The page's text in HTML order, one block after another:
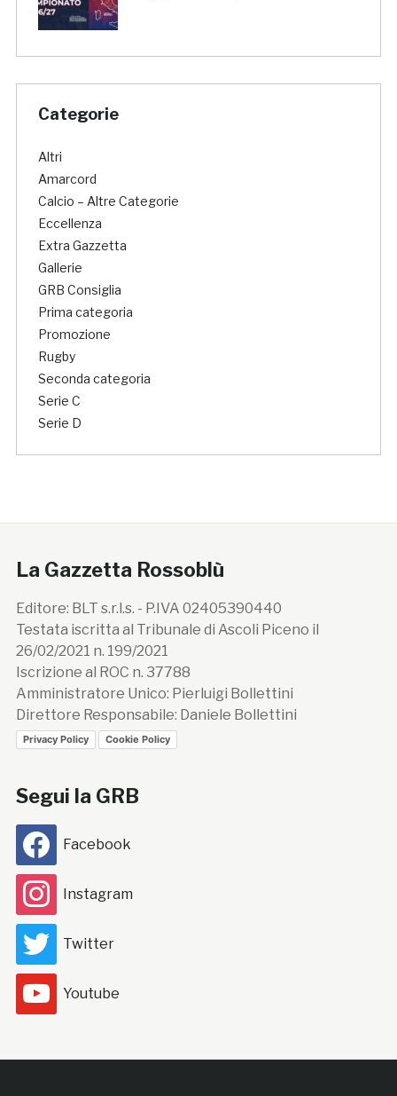
Categorie
Altri
Amarcord
Calcio – Altre Categorie
Eccellenza
Extra Gazzetta
Gallerie
GRB Consiglia
Prima categoria
Promozione
Rugby
Seconda categoria
Serie C
Serie D
La Gazzetta Rossoblù
Editore: BLT s.r.l.s. - P.IVA 02405390440
Testata iscritta al Tribunale di Ascoli Piceno il
26/02/2021 n. 199/2021
Iscrizione al ROC n. 37788
Amministratore Unico: Pierluigi Bollettini
Direttore Responsabile: Daniele Bollettini
Privacy Policy Cookie Policy
Segui la GRB
Facebook
Instagram
Twitter
Youtube